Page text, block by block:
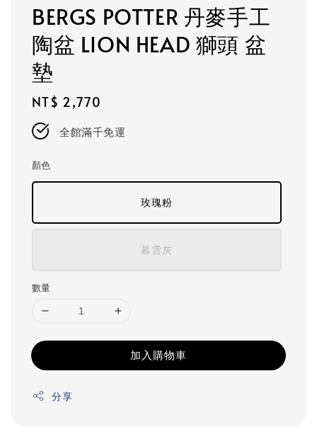
BERGS POTTER 丹麥手工
陶盆 LION HEAD 獅頭 盆
墊
Regular
price
NT$ 2,770
全館滿千免運
顏色
玫瑰粉
暮雲灰
數量
加入購物車
分享